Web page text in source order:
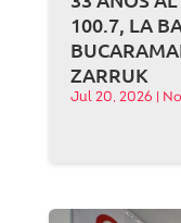
100.7, LA
ZARRUK
Jul 20, 2026